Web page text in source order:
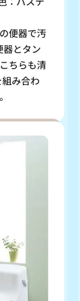
便器で汚
器とタン
ちらも清
み合わ